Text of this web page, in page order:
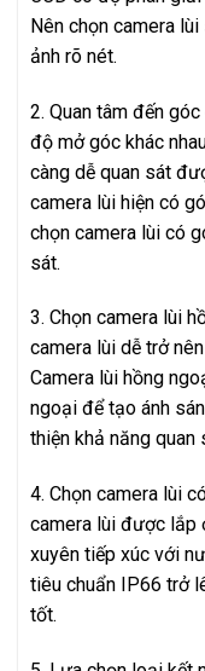
Nên chọn camera
ảnh rõ nét.
2. Quan tâm đến
độ mở góc khác
càng dễ quan sát
camera lùi hiện có
chọn camera lùi có
sát.
3. Chọn camera lùi
camera lùi dễ trở
Camera lùi hồng
ngoại để tạo ánh
thiện khả năng quan
4. Chọn camera lùi
camera lùi được lắp
xuyên tiếp xúc với
tiêu chuẩn IP66 trở
tốt.